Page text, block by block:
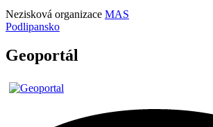
Nezisková organizace MAS
Podlipansko
Geoportál